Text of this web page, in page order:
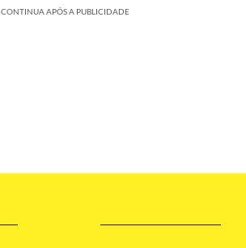
CONTINUA APÓS A PUBLICIDADE